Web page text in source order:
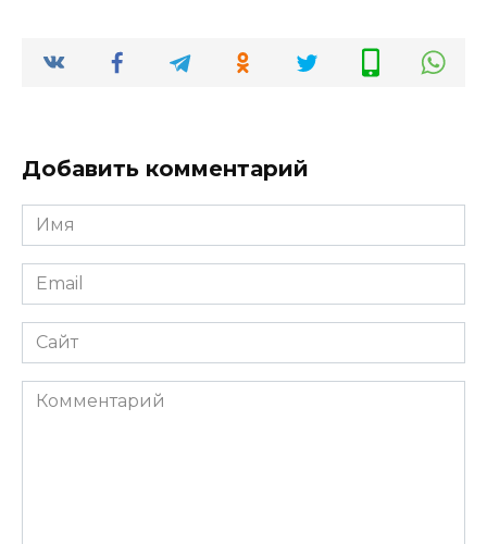
Добавить комментарий
Имя
*
Email
*
Сайт
Комментарий